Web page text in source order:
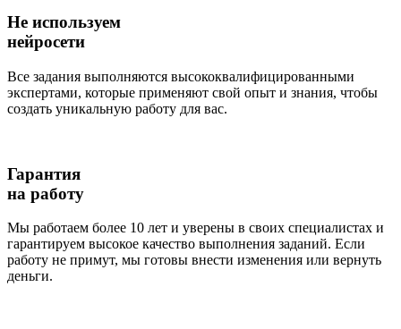
Не используем
нейросети
Все задания выполняются высококвалифицированными
экспертами, которые применяют свой опыт и знания, чтобы
создать уникальную работу для вас.
Гарантия
на работу
Мы работаем более 10 лет и уверены в своих специалистах и
гарантируем высокое качество выполнения заданий. Если
работу не примут, мы готовы внести изменения или вернуть
деньги.